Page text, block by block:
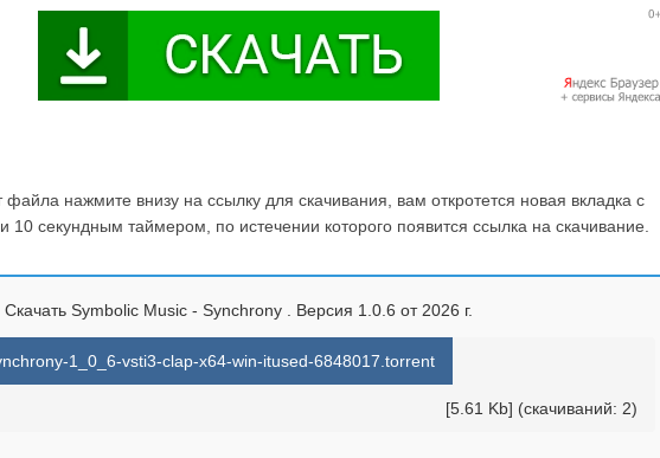
файла нажмите внизу на ссылку для скачивания, вам откротется новая вкладка с
секундным таймером, по истечении которого появится ссылка на скачивание.
Скачать Symbolic Music - Synchrony . Версия 1.0.6 от 2026 г.
1_0_6-vsti3-clap-x64-win-itused-6848017.torrent
[5.61 Kb] (cкачиваний: 2)